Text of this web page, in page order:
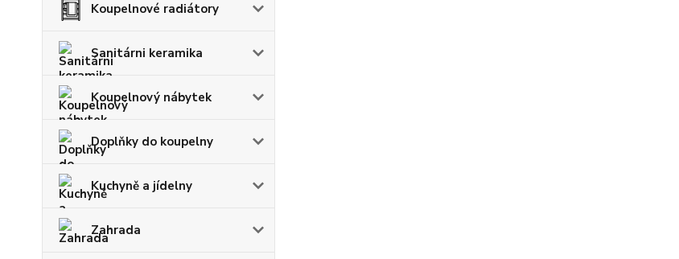
Koupelnové radiátory
Sanitárni keramika
Koupelnový nábytek
Doplňky do koupelny
Kuchyně a jídelny
Zahrada